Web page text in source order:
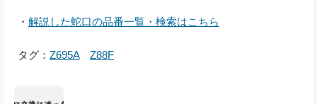
・ 解説した蛇口の品番一覧・検索はこちら
タグ： Z695A Z88F